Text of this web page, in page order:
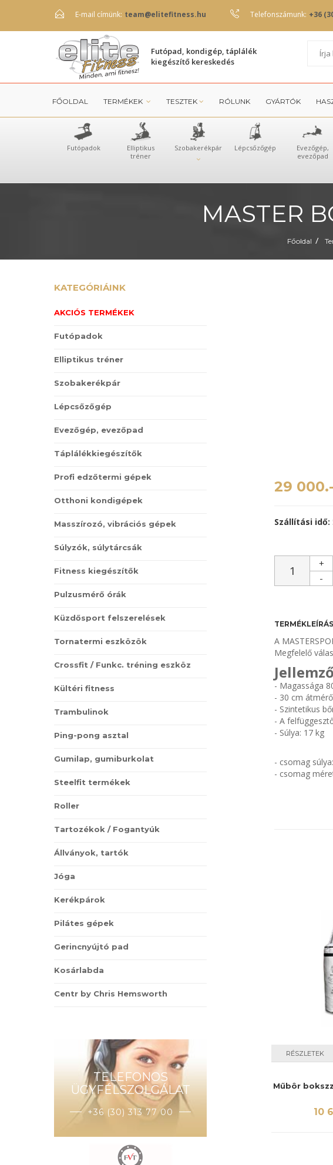
E-mail címünk: team@elitefitness.hu Telefonszámunk: +36
Futópad, kondigép, táplálék
kiegészítő kereskedés
FŐOLDAL TERMÉKEK TESZTEK RÓLUNK GYÁRTÓK
Futópadok
Elliptikus
tréner
Szobakerékpár Lépcsőzőgép
Evezőgép,
evezőpad
MASTER
Főoldal /
KATEGÓRIÁINK
AKCIÓS TERMÉKEK
Futópadok
Elliptikus tréner
Szobakerékpár
Lépcsőzőgép
Evezőgép, evezőpad
Táplálékkiegészítők
Profi edzőtermi gépek
Otthoni kondigépek
Masszírozó, vibrációs gépek
Súlyzók, súlytárcsák
Fitness kiegészítők
Pulzusmérő órák
Küzdősport felszerelések
Tornatermi eszközök
Crossfit / Funkc. tréning eszköz
Kültéri fitness
Trambulinok
Ping-pong asztal
Gumilap, gumiburkolat
Steelfit termékek
Roller
Tartozékok / Fogantyúk
Állványok, tartók
Jóga
Kerékpárok
Pilátes gépek
Gerincnyújtó pad
Kosárlabda
Centr by Chris Hemsworth
TELEFONOS
ÜGYFÉLSZOLGÁLAT
+36 (30) 313 77 00
29
Szállítási idő:
+
-
TERMÉKLEÍRÁS
A
Megfelelő
- Magassága
- 30 cm átmérő
- Szintetikus
- A
- Súlya: 17 kg
- csomag
- csomag
RÉSZLETEK
Műbôr
10